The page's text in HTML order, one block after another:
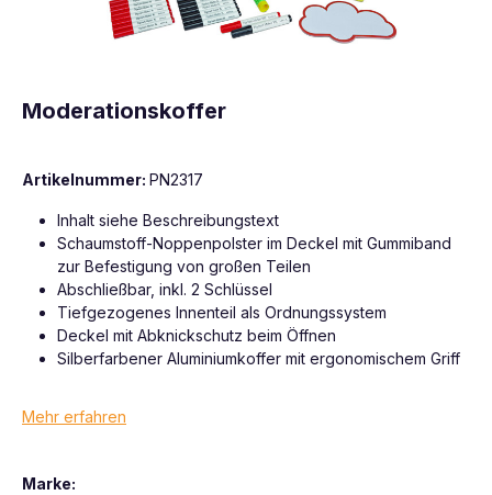
Moderationskoffer
Artikelnummer: PN2317
Inhalt siehe Beschreibungstext
Schaumstoff-Noppenpolster im Deckel mit Gummiband
zur Befestigung von großen Teilen
Abschließbar, inkl. 2 Schlüssel
Tiefgezogenes Innenteil als Ordnungssystem
Deckel mit Abknickschutz beim Öffnen
Silberfarbener Aluminiumkoffer mit ergonomischem Griff
Mehr erfahren
Marke: